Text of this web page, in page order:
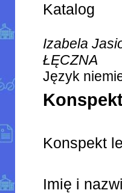
Katalog
Izabela
ŁĘCZNA
Język
Konspekt
Imię i